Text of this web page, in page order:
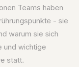
Teams haben
- sie
warum sie sich
und wichtige
statt.